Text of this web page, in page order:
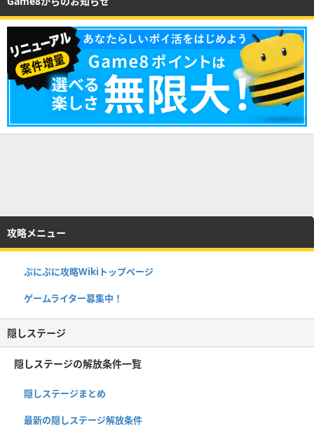
攻略メニュー
ぷにぷに攻略Wikiトップページ
ゲームライター募集中！
隠しステージ
隠しステージの解放条件一覧
隠しステージまとめ
最新の隠しステージ解放条件